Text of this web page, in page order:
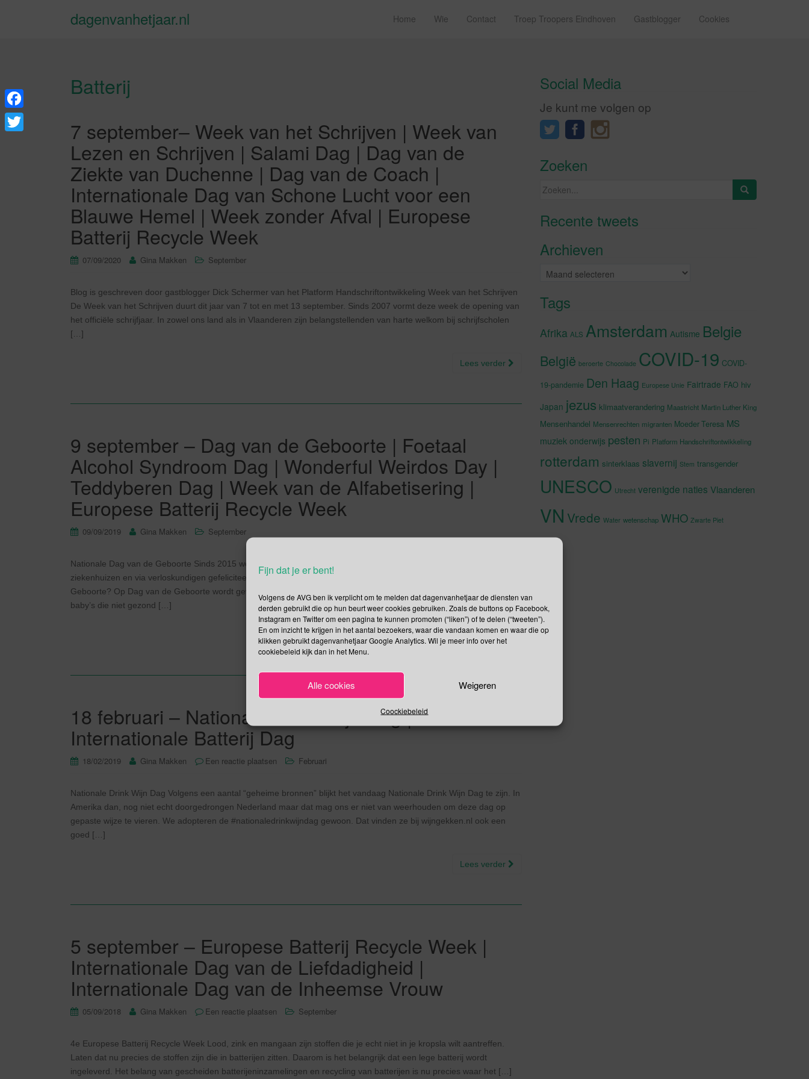
Fijn dat je er bent!
Volgens de AVG ben ik verplicht om te melden dat dagenvanhetjaar de diensten van
derden gebruikt die op hun beurt weer cookies gebruiken. Zoals de buttons op Facebook,
Instagram en Twitter om een pagina te kunnen promoten (“liken”) of te delen (“tweeten”).
En om inzicht te krijgen in het aantal bezoekers, waar die vandaan komen en waar die op
klikken gebruikt dagenvanhetjaar Google Analytics. Wil je meer info over het
cookiebeleid kijk dan in het Menu.
Alle cookies Weigeren
Coockiebeleid
dagenvanhetjaar.nl Home Wie Contact Troep Troopers Eindhoven Gastblogger Cookies
Batterij
7 september– Week van het Schrijven | Week van
Lezen en Schrijven | Salami Dag | Dag van de
Ziekte van Duchenne | Dag van de Coach |
Internationale Dag van Schone Lucht voor een
Blauwe Hemel | Week zonder Afval | Europese
Batterij Recycle Week
07/09/2020 Gina Makken September
Blog is geschreven door gastblogger Dick Schermer van het Platform Handschriftontwikkeling Week van het Schrijven
De Week van het Schrijven duurt dit jaar van 7 tot en met 13 september. Sinds 2007 vormt deze week de opening van
het officiële schrijfjaar. In zowel ons land als in Vlaanderen zijn belangstellenden van harte welkom bij schrijfscholen
[…]
Lees verder
9 september – Dag van de Geboorte | Foetaal
Alcohol Syndroom Dag | Wonderful Weirdos Day |
Teddyberen Dag | Week van de Alfabetisering |
Europese Batterij Recycle Week
09/09/2019 Gina Makken September
Nationale Dag van de Geboorte Sinds 2015 worden op Dag van de Geboorte kersverse ouders in diverse
ziekenhuizen en via verloskundigen gefeliciteerd namens het Fonds Gezond Geboren (FGG). Waarom Dag van de
Geboorte? Op Dag van de Geboorte wordt gevierd dat de meeste kinderen gezond worden geboren maar er zijn ook
baby’s die niet gezond […]
Lees verder
18 februari – Nationale Drink Wijn Dag |
Internationale Batterij Dag
18/02/2019 Gina Makken Een reactie plaatsen Februari
Nationale Drink Wijn Dag Volgens een aantal “geheime bronnen” blijkt het vandaag Nationale Drink Wijn Dag te zijn. In
Amerika dan, nog niet echt doorgedrongen Nederland maar dat mag ons er niet van weerhouden om deze dag op
gepaste wijze te vieren. We adopteren de #nationaledrinkwijndag gewoon. Dat vinden ze bij wijngekken.nl ook een
goed […]
Lees verder
5 september – Europese Batterij Recycle Week |
Internationale Dag van de Liefdadigheid |
Internationale Dag van de Inheemse Vrouw
05/09/2018 Gina Makken Een reactie plaatsen September
4e Europese Batterij Recycle Week Lood, zink en mangaan zijn stoffen die je echt niet in je kropsla wilt aantreffen.
Laten dat nu precies de stoffen zijn die in batterijen zitten. Daarom is het belangrijk dat een lege batterij wordt
ingeleverd. Het belang van gescheiden batterijeninzamelingen en recycling van batterijen is nu precies waar het […]
Social Media
Je kunt me volgen op
Zoeken
Zoeken
Recente tweetsKlik om marketing cookies te
Archieven
Archieven
Tags
Afrika ALS Amsterdam Autisme Belgie
België beroerte Chocolade COVID-19 COVID-
19-pandemie Den Haag Europese Unie Fairtrade FAO hiv
Japan jezus klimaatverandering Maastricht Martin Luther King
Mensenhandel Mensenrechten migranten Moeder Teresa MS
muziek onderwijs pesten Pi Platform Handschriftontwikkeling
rotterdam sinterklaas slavernij Stem transgender
UNESCO Utrecht verenigde naties Vlaanderen
VN Vrede Water wetenschap WHO Zwarte Piet
F